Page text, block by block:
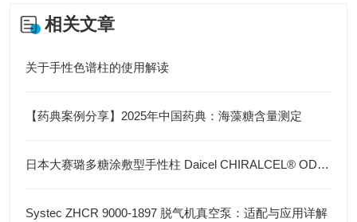
相关文章
关于手性色谱柱的使用解读
【药典案例分享】2025年中国药典：海藻糖含量测定
日本大赛璐多糖涂敷型手性柱 Daicel CHIRALCEL® OD-H 4.6mm×250mm 5µm
Systec ZHCR 9000-1897 脱气机真空泵：适配与应用详解